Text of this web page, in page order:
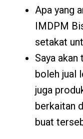
Apa yang
IMDPM
setakat
Saya akan
boleh jual
juga
berkaitan
buat